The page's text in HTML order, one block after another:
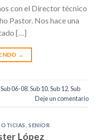
con el Director técnico
Pastor. Nos hace una
[…]
→
Sub 06-08,Sub 10,Sub 12,Sub
Deje un comentario
,SENIOR
López